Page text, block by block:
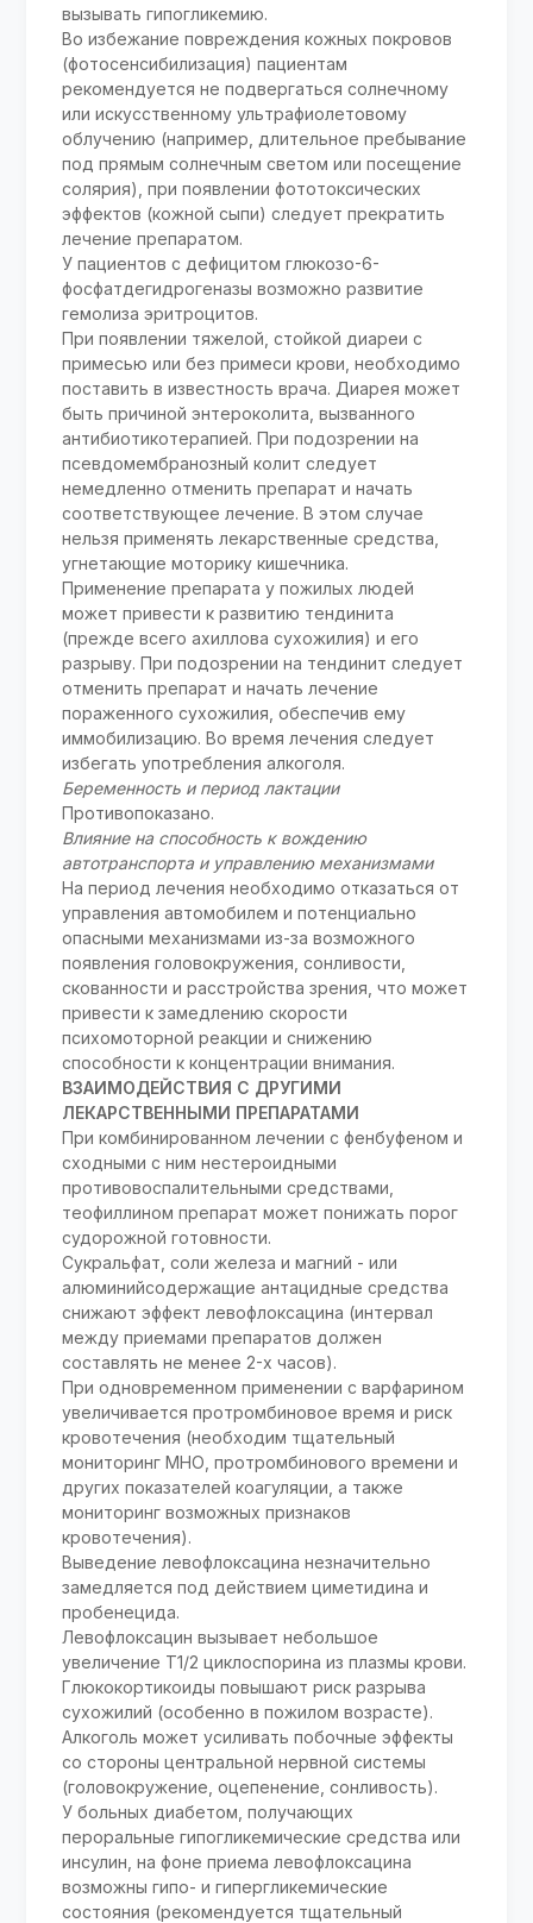
вызывать гипогликемию.
Во избежание повреждения кожных покровов
(фотосенсибилизация) пациентам
рекомендуется не подвергаться солнечному
или искусственному ультрафиолетовому
облучению (например, длительное пребывание
под прямым солнечным светом или посещение
солярия), при появлении фототоксических
эффектов (кожной сыпи) следует прекратить
лечение препаратом.
У пациентов с дефицитом глюкозо-6-
фосфатдегидрогеназы возможно развитие
гемолиза эритроцитов.
При появлении тяжелой, стойкой диареи с
примесью или без примеси крови, необходимо
поставить в известность врача. Диарея может
быть причиной энтероколита, вызванного
антибиотикотерапией. При подозрении на
псевдомембранозный колит следует
немедленно отменить препарат и начать
соответствующее лечение. В этом случае
нельзя применять лекарственные средства,
угнетающие моторику кишечника.
Применение препарата у пожилых людей
может привести к развитию тендинита
(прежде всего ахиллова сухожилия) и его
разрыву. При подозрении на тендинит следует
отменить препарат и начать лечение
пораженного сухожилия, обеспечив ему
иммобилизацию. Во время лечения следует
избегать употребления алкоголя.
Беременность и период лактации
Противопоказано.
Влияние на способность к вождению
автотранспорта и управлению механизмами
На период лечения необходимо отказаться от
управления автомобилем и потенциально
опасными механизмами из-за возможного
появления головокружения, сонливости,
скованности и расстройства зрения, что может
привести к замедлению скорости
психомоторной реакции и снижению
способности к концентрации внимания.
ВЗАИМОДЕЙСТВИЯ С ДРУГИМИ
ЛЕКАРСТВЕННЫМИ ПРЕПАРАТАМИ
При комбинированном лечении с фенбуфеном и
сходными с ним нестероидными
противовоспалительными средствами,
теофиллином препарат может понижать порог
судорожной готовности.
Сукральфат, соли железа и магний - или
алюминийсодержащие антацидные средства
снижают эффект левофлоксацина (интервал
между приемами препаратов должен
составлять не менее 2-х часов).
При одновременном применении с варфарином
увеличивается протромбиновое время и риск
кровотечения (необходим тщательный
мониторинг МНО, протромбинового времени и
других показателей коагуляции, а также
мониторинг возможных признаков
кровотечения).
Выведение левофлоксацина незначительно
замедляется под действием циметидина и
пробенецида.
Левофлоксацин вызывает небольшое
увеличение T1/2 циклоспорина из плазмы крови.
Глюкокортикоиды повышают риск разрыва
сухожилий (особенно в пожилом возрасте).
Алкоголь может усиливать побочные эффекты
со стороны центральной нервной системы
(головокружение, оцепенение, сонливость).
У больных диабетом, получающих
пероральные гипогликемические средства или
инсулин, на фоне приема левофлоксацина
возможны гипо- и гипергликемические
состояния (рекомендуется тщательный